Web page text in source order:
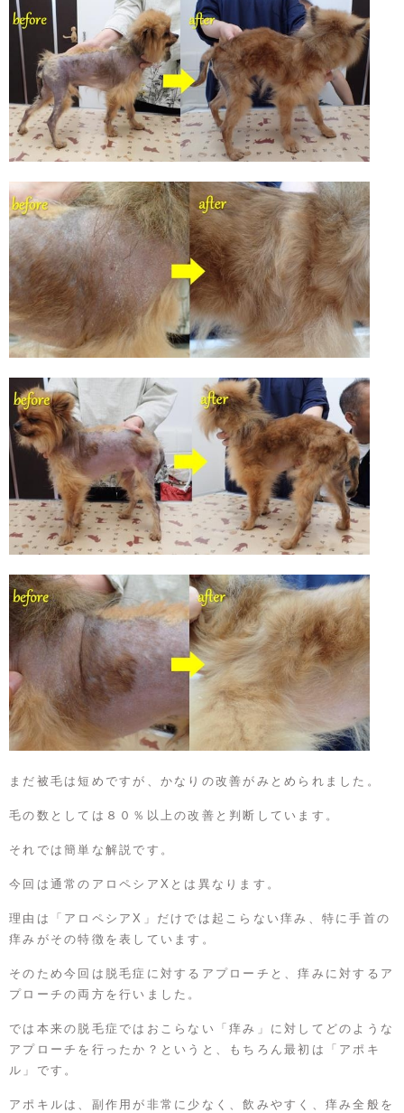
まだ被毛は短めですが、かなりの改善がみとめられました。
毛の数としては８０％以上の改善と判断しています。
それでは簡単な解説です。
今回は通常のアロペシアXとは異なります。
理由は「アロペシアX」だけでは起こらない痒み、特に手首の
痒みがその特徴を表しています。
そのため今回は脱毛症に対するアプローチと、痒みに対するア
プローチの両方を行いました。
では本来の脱毛症ではおこらない「痒み」に対してどのような
アプローチを行ったか？というと、もちろん最初は「アポキ
ル」です。
アポキルは、副作用が非常に少なく、飲みやすく、痒み全般を